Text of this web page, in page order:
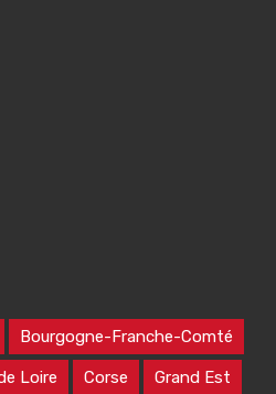
Bourgogne-Franche-Comté
Loire Corse Grand Est